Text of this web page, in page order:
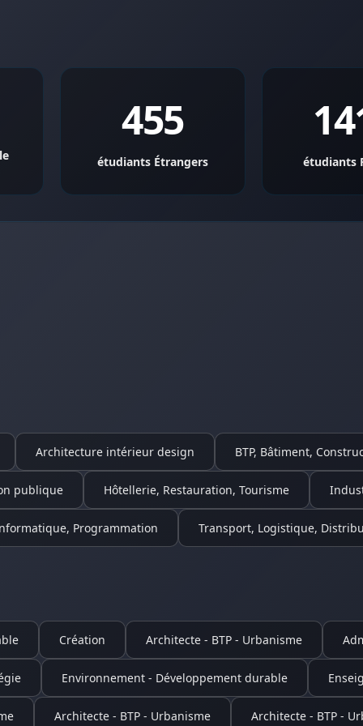
455
étudiants Étrangers étudiants
Architecture intérieur design BTP, Bâtiment,
publique Hôtellerie, Restauration, Tourisme
Programmation Transport, Logistique,
Création Architecte - BTP - Urbanisme
Environnement - Développement durable
Architecte - BTP - Urbanisme Architecte - BTP -